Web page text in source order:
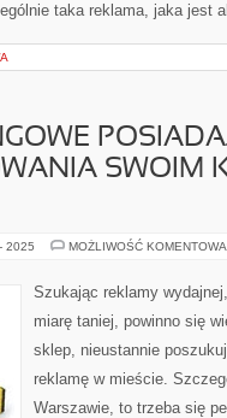
taka reklama, jaka jest
SWOIM
2025 MOŻLIWOŚĆ
Szukając reklamy
miarę taniej, powinno się
sklep, nieustannie
reklamę w mieście.
Warszawie, to trzeba się